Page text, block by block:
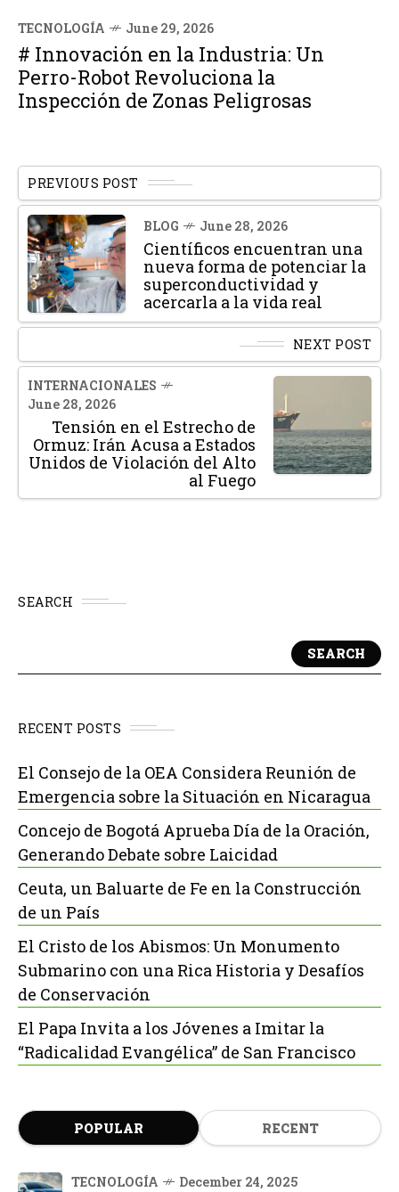
TECNOLOGÍA June 29, 2026
# Innovación en la Industria: Un
Perro-Robot Revoluciona la
Inspección de Zonas Peligrosas
PREVIOUS POST
BLOG June 28, 2026
Científicos encuentran una
nueva forma de potenciar la
superconductividad y
acercarla a la vida real
NEXT POST
INTERNACIONALES
June 28, 2026
Tensión en el Estrecho de
Ormuz: Irán Acusa a Estados
Unidos de Violación del Alto
al Fuego
SEARCH
SEARCH
RECENT POSTS
El Consejo de la OEA Considera Reunión de
Emergencia sobre la Situación en Nicaragua
Concejo de Bogotá Aprueba Día de la Oración,
Generando Debate sobre Laicidad
Ceuta, un Baluarte de Fe en la Construcción
de un País
El Cristo de los Abismos: Un Monumento
Submarino con una Rica Historia y Desafíos
de Conservación
El Papa Invita a los Jóvenes a Imitar la
“Radicalidad Evangélica” de San Francisco
POPULAR RECENT
TECNOLOGÍA December 24, 2025